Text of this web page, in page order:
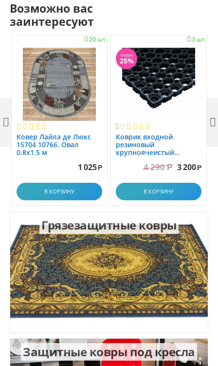
Возможно вас
заинтересуют
20 шт.

Ковер Лайла де Люкс
15704 10766. Овал
0.8x1.5 м
1 025 Р
В КОРЗИНУ
3 шт.

СКИДКА
25%

Коврик вxодной
резиновый
крупноячеистый
1.0x1.5 м4 290 Р 3 200 Р
В КОРЗИНУ
 
Грязезащитные ковры
Защитные ковры под кресла